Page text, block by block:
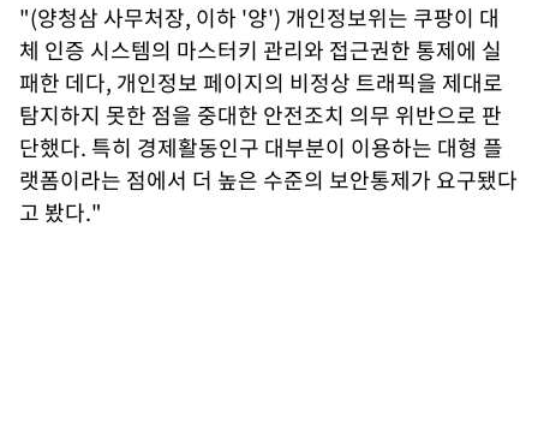
"(양청삼 사무처장, 이하 '양') 개인정보위는 쿠팡이 대
체 인증 시스템의 마스터키 관리와 접근권한 통제에 실
패한 데다, 개인정보 페이지의 비정상 트래픽을 제대로
탐지하지 못한 점을 중대한 안전조치 의무 위반으로 판
단했다. 특히 경제활동인구 대부분이 이용하는 대형 플
랫폼이라는 점에서 더 높은 수준의 보안통제가 요구됐다
고 봤다."